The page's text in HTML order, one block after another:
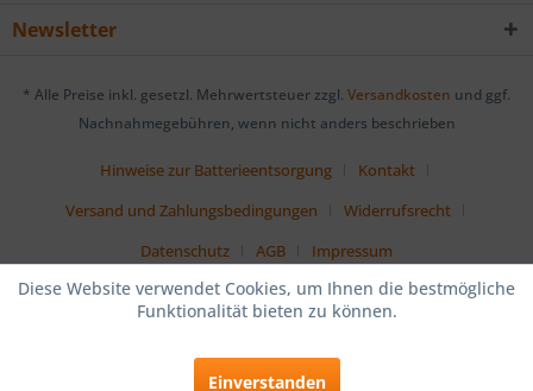
Newsletter
* Alle Preise inkl. gesetzl. Mehrwertsteuer zzgl. Versandkosten und ggf.
Nachnahmegebühren, wenn nicht anders beschrieben
Hinweise zur Batterieentsorgung
Kontakt
Versand und Zahlungsbedingungen
Widerrufsrecht
Datenschutz
AGB Impressum
Diese Website verwendet Cookies, um Ihnen die bestmögliche
Funktionalität bieten zu können.
Einverstanden